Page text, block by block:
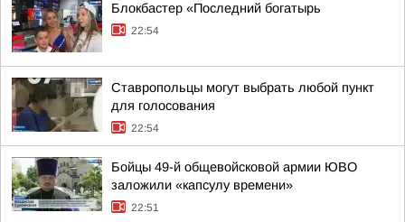
Блокбастер «Последний богатырь
22:54
Ставропольцы могут выбрать любой пункт
для голосования
22:54
Бойцы 49-й общевойсковой армии ЮВО
заложили «капсулу времени»
22:51